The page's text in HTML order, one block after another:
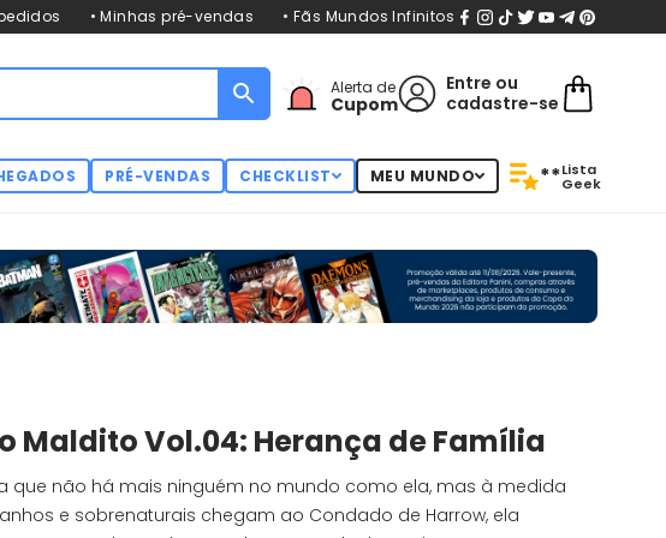
• Minhas pré-vendas • Fãs Mundos Infinitos
Alerta de
Cupom
Entre ou
cadastre-se
PRÉ-VENDAS CHECKLIST MEU MUNDO **Lista
Geek
Maldito Vol.04: Herança de Família
que não há mais ninguém no mundo como ela, mas à medida
e sobrenaturais chegam ao Condado de Harrow, ela